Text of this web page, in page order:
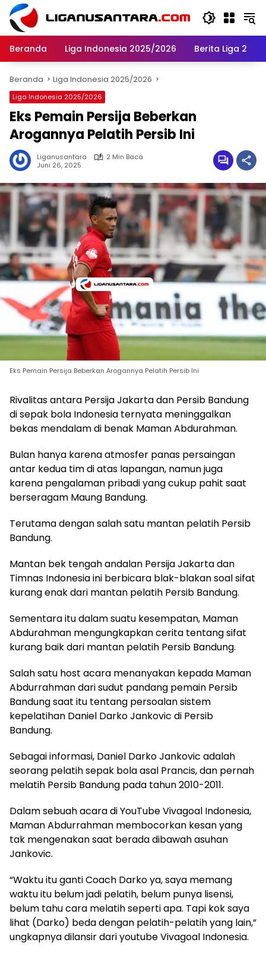
Langsung
konten
Beranda
Liga Indonesia 2025/2026 Berita Liga 2
Beranda Liga Indonesia 2025/2026
Liga Indonesia 2025/2026
Eks Pemain Persija Beberkan
Arogannya Pelatih Persib Ini
Liganusantara
2 Min Baca
Juni 26, 2025
Eks Pemain Persija Beberkan Arogannya Pelatih Persib Ini
Rivalitas antara Persija Jakarta dan Persib Bandung
di sepak bola Indonesia ternyata meninggalkan
bekas mendalam di benak Maman Abdurahman.
Bulan hanya karena atmosfer panas persaingan
antar kedua tim di atas lapangan, namun juga
karena pengalaman pribadi yang cukup pahit saat
berseragam Maung Bandung.
Terutama dengan salah satu mantan pelatih Persib
Bandung.
Mantan bek tengah andalan Persija Jakarta dan
Timnas Indonesia ini berbicara blak-blakan soal sifat
kurang enak dari mantan pelatih Persib Bandung.
Sementara itu dalam suatu kesempatan, Maman
Abdurahman mengungkapkan cerita tentang sifat
kurang baik dari mantan pelatih Persib Bandung.
Salah satu host acara menanyakan kepada Maman
Abdurrahman dari sudut pandang pemain Persib
Bandung saat itu tentang persoalan sistem
kepelatihan Daniel Darko Jankovic di Persib
Bandung.
Sebagai informasi, Daniel Darko Jankovic adalah
seorang pelatih sepak bola asal Prancis, dan pernah
melatih Persib Bandung pada tahun 2010-2011.
Dalam sebuah acara di YouTube Vivagoal Indonesia,
Maman Abdurrahman membocorkan kesan yang
tak mengenakan saat berada dibawah asuhan
Jankovic.
“Waktu itu ganti Coach Darko ya, saya memang
waktu itu belum jadi pelatih, belum punya lisensi,
belum tahu cara melatih seperti apa. Tapi kok saya
lihat (Darko) beda dengan pelatih-pelatih yang lain,”
ungkapnya dilansir dari youtube Vivagoal Indonesia.